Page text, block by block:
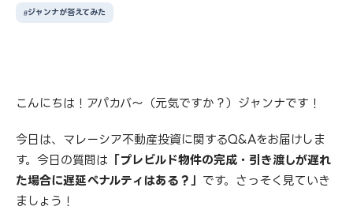
ジャンナが答えてみた
こんにちは！アパカバ〜（元気ですか？）ジャンナです！
今日は、マレーシア不動産投資に関するQ&Aをお届けしま
す。今日の質問は 「プレビルド物件の完成・引き渡しが遅れ
た場合に遅延ペナルティはある？」 です。さっそく見ていき
ましょう！